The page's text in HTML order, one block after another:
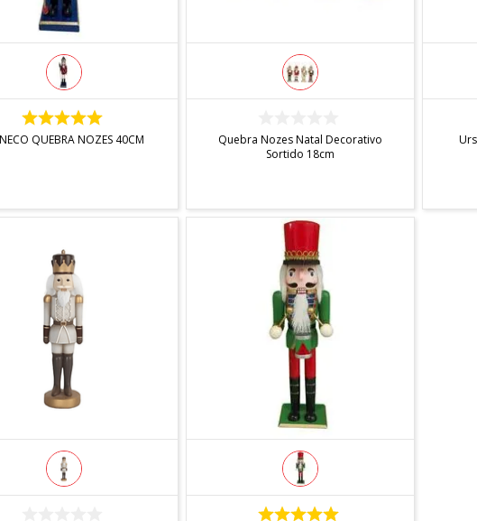
INDISPONÍVEL
QUEBRA NOZES 40CM
Quebra Nozes Natal Decorativo
Sortido 18cm
INDISPONÍVEL